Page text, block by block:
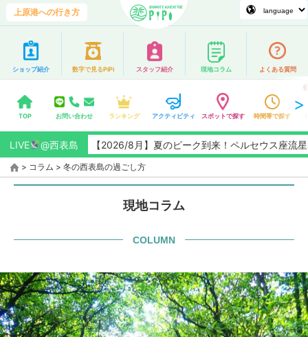
上原港への行き方
ショップ紹介 数字で見るPiPi スタッフ紹介 現地コラム よくある質問
TOP お問い合わせ ランキング アクティビティ スポットで探す 時間帯で探す
LIVE @西表島
【2026/8月】夏のピーク到来！ペルセウス座流星群観測
> コラム > 冬の西表島の過ごし方
現地コラム
COLUMN